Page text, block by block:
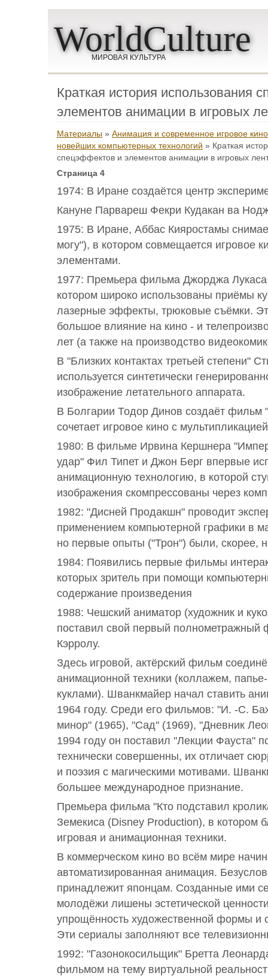
WorldCulture
МИРОВАЯ КУЛЬТУРА
Краткая история использования
элементов анимации в игровых
Материалы » Анимация и современное игровое
новейших компьютерных технологий » Краткая
спецэффектов и элементов анимации в игровых
Страница 4
1974: В Иране создаётся центр
Кануне Парвареш Фекри Кудакан ва
1975: В Иране, Аббас Кияростамы
могу"), в котором совмещается игровое
элементами.
1977: Премьера фильма Джорджа
котором широко использованы приёмы
лазерные эффекты, трюковые съёмки.
большое влияние на кино - и
лет (а также на производство
В "Близких контактах третьей степени"
используется синтетически
изображение летательного аппарата.
В Болгарии Тодор Динов создаёт фильм
сочетает игровое кино с
1980: В фильме Ирвина Кершнера
удар" Фил Типет и Джон Берг впервые
анимационную технологию, в которой
изображения скомпрессованы через
1982: "Дисней Продакшн" проводит
применением компьютерной графики в
но первые опыты ("Трон") были, скорее,
1984: Появились первые фильмы
которых зритель при помощи
содержание произведения
1988: Чешский аниматор (художник и
поставил свой первый полнометражный
Кэрролу.
Здесь игровой, актёрский фильм
анимационной техники (коллажем,
куклами). Шванкмайер начал ставить
1964 году. Среди его фильмов: "И. -С.
минор" (1965), "Сад" (1969), "Дневник
1994 году он поставил "Лекции Фауста"
технически совершенны, их отличает
и поэзия с магическими мотивами.
большее международное признание.
Премьера фильма "Кто подставил
Земекиса (Disney Production), в котором
игровая и анимационная техники.
В коммерческом кино во всём мире
автоматизированная анимация.
принадлежит японцам. Созданные ими
молодёжи лишены эстетической
упрощённость художественной формы и
Эти сериалы заполняют все
1992: "Газонокосильщик" Бретта
фильмом на тему виртуальной